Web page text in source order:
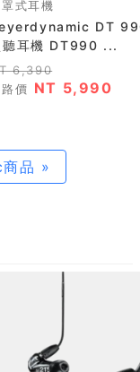
式耳機
DT
聽耳機 DT990 ...
6,390
價 NT 5,990
品 »